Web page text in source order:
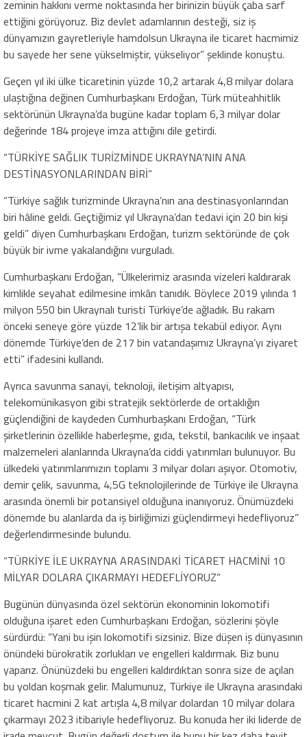
zeminin hakkını verme noktasında her birinizin büyük çaba sarf
ettiğini görüyoruz. Biz devlet adamlarının desteği, siz iş
dünyamızın gayretleriyle hamdolsun Ukrayna ile ticaret hacmimiz
bu sayede her sene yükselmiştir, yükseliyor” şeklinde konuştu.
Geçen yıl iki ülke ticaretinin yüzde 10,2 artarak 4,8 milyar dolara
ulaştığına değinen Cumhurbaşkanı Erdoğan, Türk müteahhitlik
sektörünün Ukrayna’da bugüne kadar toplam 6,3 milyar dolar
değerinde 184 projeye imza attığını dile getirdi.
“TÜRKİYE SAĞLIK TURİZMİNDE UKRAYNA’NIN ANA
DESTİNASYONLARINDAN BİRİ”
“Türkiye sağlık turizminde Ukrayna’nın ana destinasyonlarından
biri hâline geldi. Geçtiğimiz yıl Ukrayna’dan tedavi için 20 bin kişi
geldi” diyen Cumhurbaşkanı Erdoğan, turizm sektöründe de çok
büyük bir ivme yakalandığını vurguladı.
Cumhurbaşkanı Erdoğan, “Ülkelerimiz arasında vizeleri kaldırarak
kimlikle seyahat edilmesine imkân tanıdık. Böylece 2019 yılında 1
milyon 550 bin Ukraynalı turisti Türkiye’de ağladık. Bu rakam
önceki seneye göre yüzde 12’lik bir artışa tekabül ediyor. Aynı
dönemde Türkiye’den de 217 bin vatandaşımız Ukrayna’yı ziyaret
etti” ifadesini kullandı.
Ayrıca savunma sanayi, teknoloji, iletişim altyapısı,
telekomünikasyon gibi stratejik sektörlerde de ortaklığın
güçlendiğini de kaydeden Cumhurbaşkanı Erdoğan, “Türk
şirketlerinin özellikle haberleşme, gıda, tekstil, bankacılık ve inşaat
malzemeleri alanlarında Ukrayna’da ciddi yatırımları bulunuyor. Bu
ülkedeki yatırımlarımızın toplamı 3 milyar doları aşıyor. Otomotiv,
demir çelik, savunma, 4,5G teknolojilerinde de Türkiye ile Ukrayna
arasında önemli bir potansiyel olduğuna inanıyoruz. Önümüzdeki
dönemde bu alanlarda da iş birliğimizi güçlendirmeyi hedefliyoruz”
değerlendirmesinde bulundu.
“TÜRKİYE İLE UKRAYNA ARASINDAKİ TİCARET HACMİNİ 10
MİLYAR DOLARA ÇIKARMAYI HEDEFLİYORUZ”
Bugünün dünyasında özel sektörün ekonominin lokomotifi
olduğuna işaret eden Cumhurbaşkanı Erdoğan, sözlerini şöyle
sürdürdü: “Yani bu işin lokomotifi sizsiniz. Bize düşen iş dünyasının
önündeki bürokratik zorlukları ve engelleri kaldırmak. Biz bunu
yaparız. Önünüzdeki bu engelleri kaldırdıktan sonra size de açılan
bu yoldan koşmak gelir. Malumunuz, Türkiye ile Ukrayna arasındaki
ticaret hacmini 2 kat artışla 4,8 milyar dolardan 10 milyar dolara
çıkarmayı 2023 itibariyle hedefliyoruz. Bu konuda her iki liderde de